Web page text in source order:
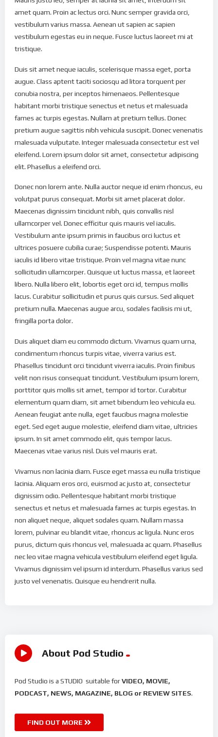
amet quam. Proin ac lectus orci. Nunc semper gravida orci,
vestibulum varius massa. Aenean ut sapien ac sapien
vestibulum egestas eu in neque. Fusce luctus laoreet mi at
tristique.
Duis sit amet neque iaculis, scelerisque massa eget, porta
augue. Class aptent taciti sociosqu ad litora torquent per
conubia nostra, per inceptos himenaeos. Pellentesque
habitant morbi tristique senectus et netus et malesuada
fames ac turpis egestas. Nullam at pretium tellus. Donec
pretium augue sagittis nibh vehicula suscipit. Donec venenatis
malesuada vulputate. Integer malesuada consectetur est vel
eleifend. Lorem ipsum dolor sit amet, consectetur adipiscing
elit. Phasellus a eleifend orci.
Donec non lorem ante. Nulla auctor neque id enim rhoncus, eu
volutpat purus consequat. Morbi sit amet placerat dolor.
Maecenas dignissim tincidunt nibh, quis convallis nisl
ullamcorper vel. Donec efficitur quis mauris vel iaculis.
Vestibulum ante ipsum primis in faucibus orci luctus et
ultrices posuere cubilia curae; Suspendisse potenti. Mauris
iaculis id libero vitae tristique. Proin vel magna vitae nunc
sollicitudin ullamcorper. Quisque ut luctus massa, et laoreet
libero. Nulla libero elit, lobortis eget orci id, tempus mollis
lacus. Curabitur sollicitudin et purus quis cursus. Sed aliquet
pretium nulla. Maecenas augue arcu, sodales facilisis mi ut,
fringilla porta dolor.
Duis aliquet diam eu commodo dictum. Vivamus quam urna,
condimentum rhoncus turpis vitae, viverra varius est.
Phasellus tincidunt orci tincidunt viverra iaculis. Proin finibus
velit non risus consequat tincidunt. Vestibulum ipsum lorem,
porttitor quis mollis sit amet, tempor id tortor. Curabitur
elementum quam diam, sit amet bibendum leo vehicula eu.
Aenean feugiat ante nulla, eget faucibus magna molestie
eget. Sed eget augue molestie, eleifend diam vitae, ultricies
ipsum. In sit amet commodo elit, quis tempor lacus.
Maecenas vitae varius nisl. Duis vel mauris erat.
Vivamus non lacinia diam. Fusce eget massa eu nulla tristique
lacinia. Aliquam eros orci, euismod ac justo at, consectetur
dignissim odio. Pellentesque habitant morbi tristique
senectus et netus et malesuada fames ac turpis egestas. In
non aliquet neque, aliquet sodales quam. Nullam massa
lorem, pulvinar eu blandit vitae, rhoncus ac ligula. Nunc eros
purus, dictum quis rhoncus vel, malesuada ac quam. Phasellus
nec leo vitae magna vehicula vestibulum eleifend eget ligula.
Vivamus dignissim vel ipsum id interdum. Phasellus varius sed
justo vel venenatis. Quisque eu hendrerit nulla.
About Pod Studio
Pod Studio is a STUDIO suitable forVIDEO, MOVIE,
PODCAST, NEWS, MAGAZINE, BLOG or REVIEW SITES.
FIND OUT MORE